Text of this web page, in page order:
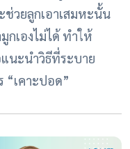
ช่วยลูกเอาเสมหะนั้น
กเองไม่ได้ ทำให้
นะนำวิธีที่ระบาย
“เคาะปอด”